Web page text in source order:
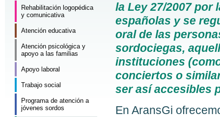
la Ley 27/2007 por
españolas y se
oral de las
sordociegas,
instituciones
conciertos o
ser así accesibles
En AransGi
Rehabilitación logopédica
y comunicativa
Atención educativa
Atención psicológica y
apoyo a las familias
Apoyo laboral
Trabajo social
Programa de atención a
jóvenes sordos